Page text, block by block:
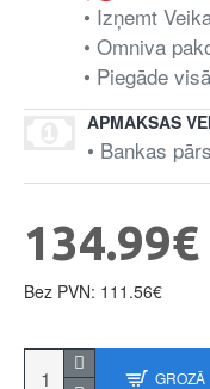
• Izņemt
• Omniva
• Piegāde
APMAKSAS
• Bankas
134.99€
Bez PVN: 111.56€
GROZĀ